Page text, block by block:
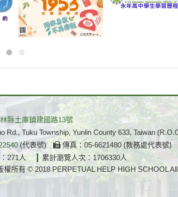
縣土庫鎮建國路13號
Rd., Tuku Township, Yunlin County 633, Taiwan
(代表號)
傳真：05-6621480 (教務處代表號)
271人
累計瀏覽人次：1706330人
權所有 © 2018 PERPETUAL HELP HIGH SCHOOL